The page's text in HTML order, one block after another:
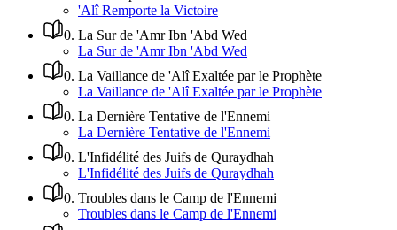
'Alî Remporte la Victoire
0. La Sur de 'Amr Ibn 'Abd Wed
La Sur de 'Amr Ibn 'Abd Wed
0. La Vaillance de 'Alî Exaltée par le Prophète
La Vaillance de 'Alî Exaltée par le Prophète
0. La Dernière Tentative de l'Ennemi
La Dernière Tentative de l'Ennemi
0. L'Infidélité des Juifs de Quraydhah
L'Infidélité des Juifs de Quraydhah
0. Troubles dans le Camp de l'Ennemi
Troubles dans le Camp de l'Ennemi